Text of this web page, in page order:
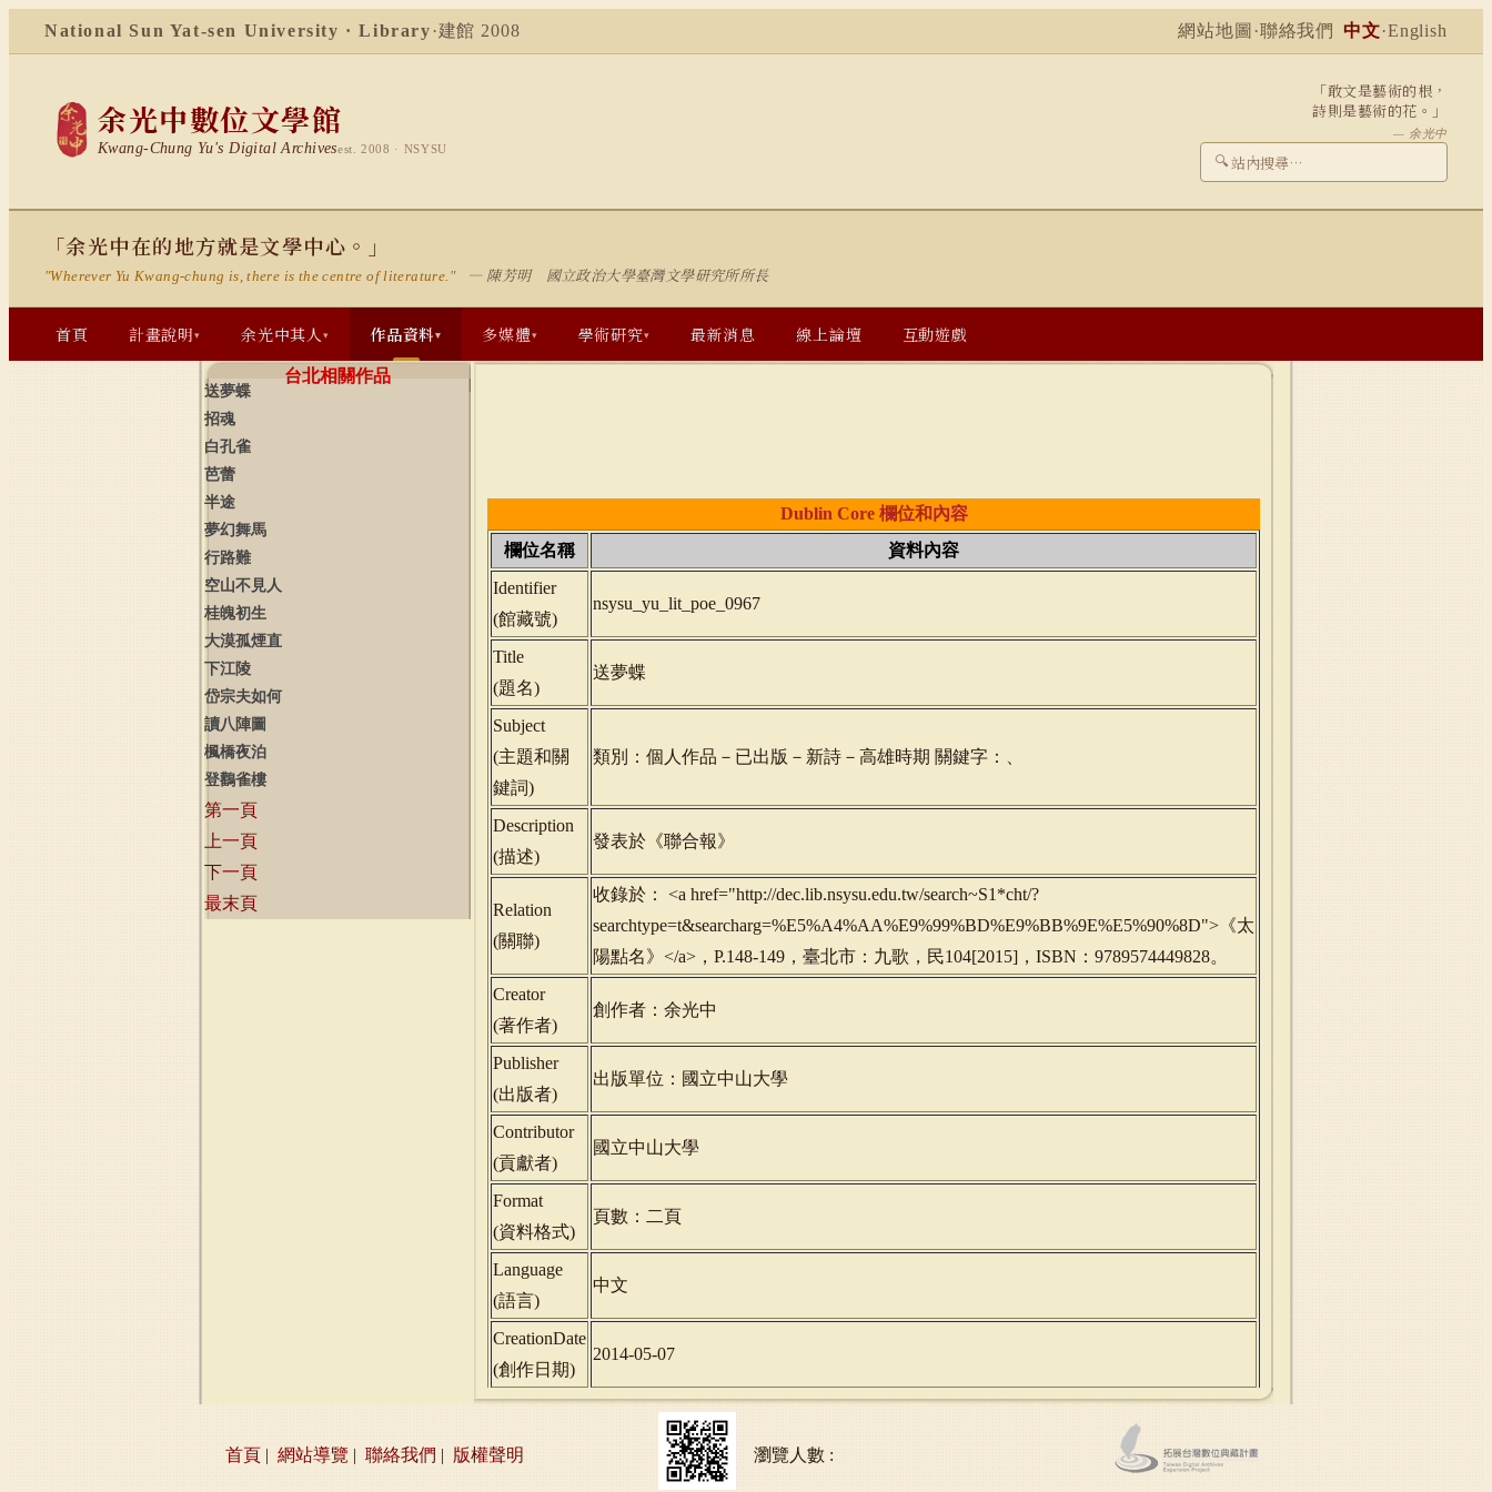
National Sun Yat-sen University · Library ·建館 2008 網站地圖 ·聯絡我們 中文·English
余光中數位文學館
Kwang-Chung Yu's Digital Archivesest. 2008 · NSYSU
「敢文是藝術的根，
詩則是藝術的花。」
— 余光中
🔍
「余光中在的地方就是文學中心。」
"Wherever Yu Kwang-chung is, there is the centre of literature." — 陳芳明 國立政治大學臺灣文學研究所所長
首頁 計畫說明▾ 余光中其人▾ 作品資料▾ 多媒體▾ 學術研究▾ 最新消息 線上論壇 互動遊戲
台北相關作品
送夢蝶
招魂
白孔雀
芭蕾
半途
夢幻舞馬
行路難
空山不見人
桂魄初生
大漠孤煙直
下江陵
岱宗夫如何
讀八陣圖
楓橋夜泊
登鸛雀樓
第一頁
上一頁
下一頁
最末頁
Dublin Core欄位和內容
欄位名稱
資料內容
Identifier
(館藏號)
nsysu_yu_lit_poe_0967
Title
(題名)
送夢蝶
Subject
(主題和關
鍵詞)
類別：個人作品－已出版－新詩－高雄時期 關鍵字：、
Description
(描述)
發表於《聯合報》
Relation
(關聯)
收錄於： <a href="http://dec.lib.nsysu.edu.tw/search~S1*cht/?
searchtype=t&searcharg=%E5%A4%AA%E9%99%BD%E9%BB%9E%E5%90%8D">《太
陽點名》</a>，P.148-149，臺北市：九歌，民104[2015]，ISBN：9789574449828。
Creator
(著作者)
創作者：余光中
Publisher
(出版者)
出版單位：國立中山大學
Contributor
(貢獻者)
國立中山大學
Format
(資料格式)
頁數：二頁
Language
(語言)
中文
CreationDate
(創作日期)
2014-05-07
首頁 | 網站導覽 | 聯絡我們 | 版權聲明 瀏覽人數 :